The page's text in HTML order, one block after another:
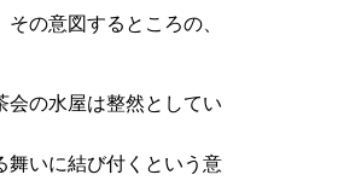
の意図するところの、
会の水屋は整然としてい
舞いに結び付くという意